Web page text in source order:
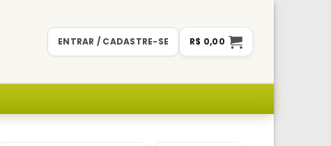
ENTRAR / CADASTRE-SE R$ 0,00